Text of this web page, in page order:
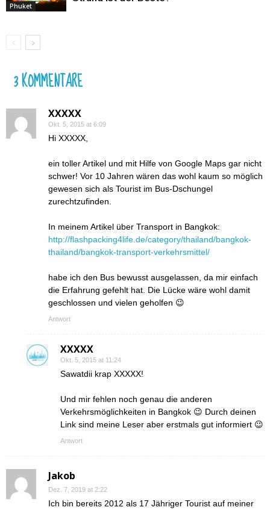
Phuket
3 KOMMENTARE
XXXXX
Okt. 5, 2015 at 6:09
Hi XXXXX,
ein toller Artikel und mit Hilfe von Google Maps gar nicht
schwer! Vor 10 Jahren wären das wohl kaum so möglich
gewesen sich als Tourist im Bus-Dschungel
zurechtzufinden.
In meinem Artikel über Transport in Bangkok:
http://flashpacking4life.de/category/thailand/bangkok-
thailand/bangkok-transport-verkehrsmittel/
habe ich den Bus bewusst ausgelassen, da mir einfach
die Erfahrung gefehlt hat. Die Lücke wäre wohl damit
geschlossen und vielen geholfen 😉
Antwort
XXXXX
Okt. 5, 2015 at 11:24
Sawatdii krap XXXXX!
Und mir fehlen noch genau die anderen
Verkehrsmöglichkeiten in Bangkok 😉 Durch deinen
Link sind meine Leser aber erstmals gut informiert 😉
Antwort
Jakob
Dez. 7, 2019 at 2:22
Ich bin bereits 2012 als 17 Jähriger Tourist auf meiner